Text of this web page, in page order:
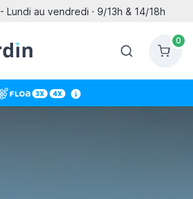
- Lundi au vendredi · 9/13h & 14/18h
0